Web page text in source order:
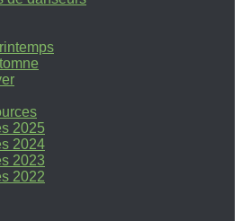
2025
2024
2023
2022